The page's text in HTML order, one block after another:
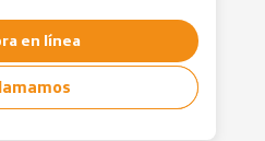
en línea